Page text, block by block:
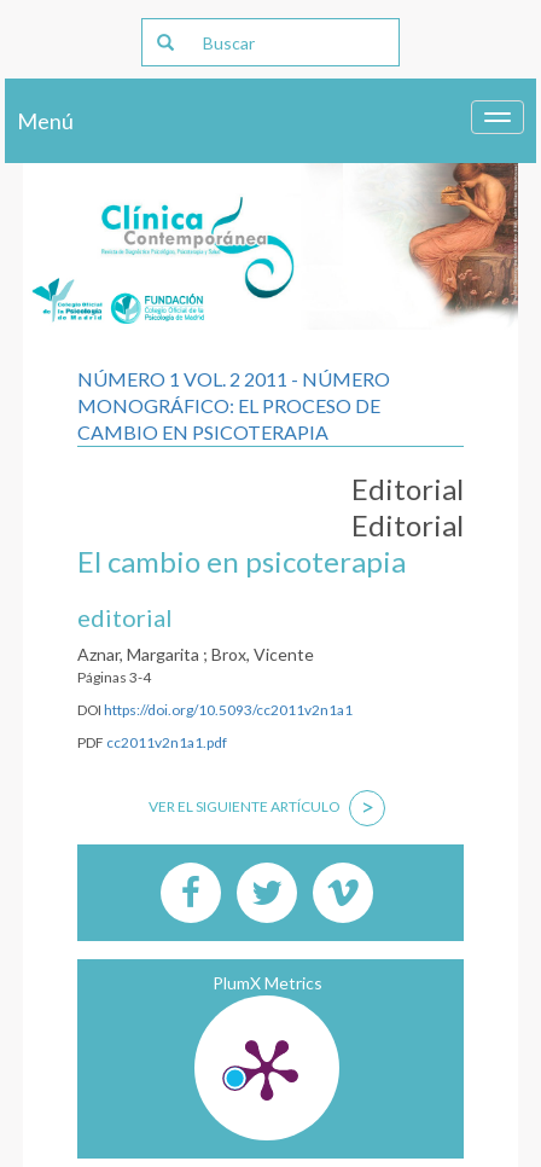
Menú
NÚMERO 1 VOL. 2 2011 - NÚMERO
MONOGRÁFICO: EL PROCESO DE
CAMBIO EN PSICOTERAPIA
Editorial
Editorial
El cambio en psicoterapia
editorial
Aznar, Margarita ; Brox, Vicente
Páginas 3-4
DOIhttps://doi.org/10.5093/cc2011v2n1a1
PDF cc2011v2n1a1.pdf
VER EL SIGUIENTE ARTÍCULO >
PlumX Metrics